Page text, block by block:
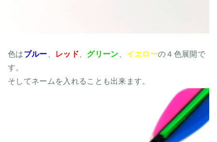
色はブルー レッド グリーン イエローの４色展開で
す。
そしてネームを入れることも出来ます。